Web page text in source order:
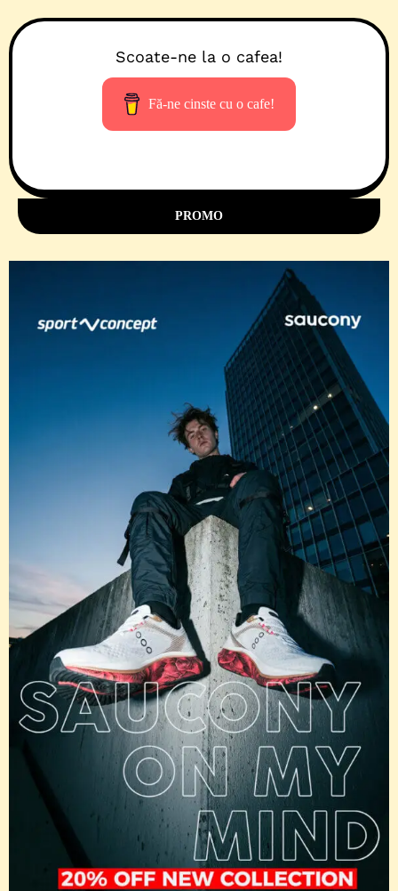
Scoate-ne la o cafea!
Fă-ne cinste cu o cafe!
PROMO